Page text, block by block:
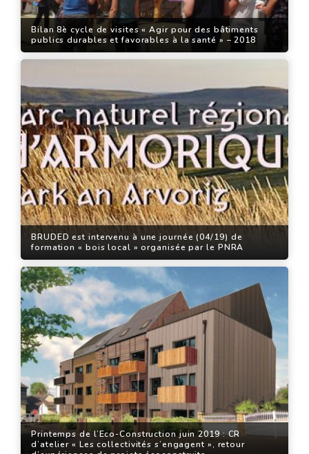
Bilan 8è cycle de visites « Agir pour des bâtiments
publics durables et favorables à la santé » – 2018
BRUDED est intervenu à une journée (04/19) de
formation « bois local » organisée par le PNRA
Printemps de l’Eco-Construction juin 2019 : CR
d’atelier « Les collectivités s’engagent », retour